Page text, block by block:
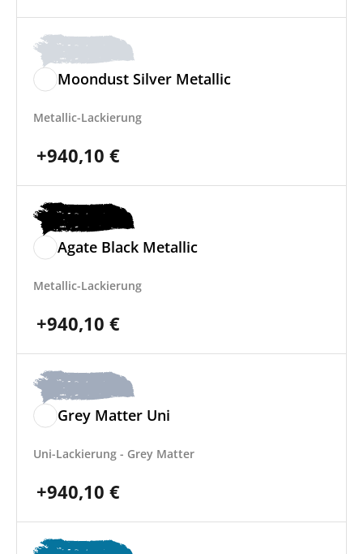
Moondust Silver Metallic
Metallic-Lackierung
+940,10 €
Agate Black Metallic
Metallic-Lackierung
+940,10 €
Grey Matter Uni
Uni-Lackierung - Grey Matter
+940,10 €